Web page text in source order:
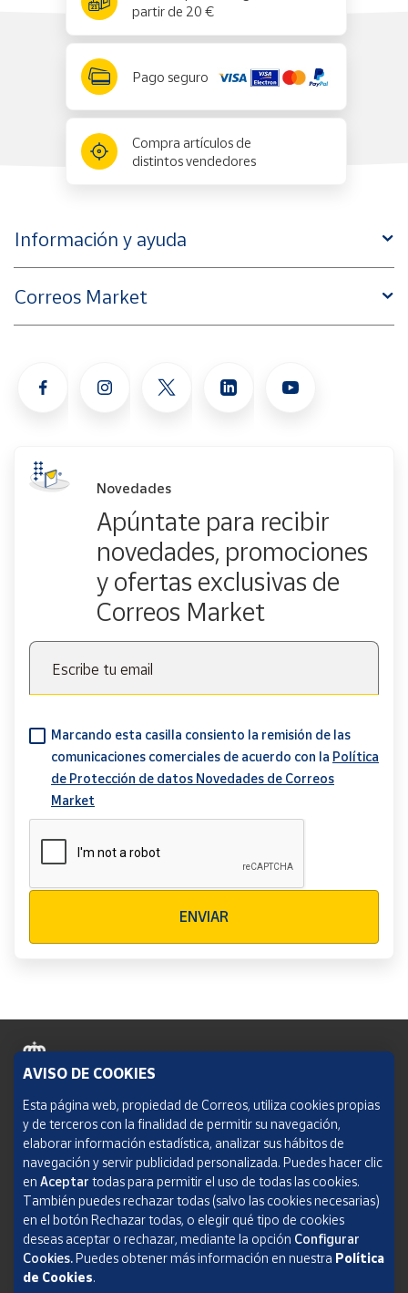
partir de 20 €
Pago seguro
Compra artículos de
distintos vendedores
Información y ayuda
Correos Market
Novedades
Apúntate para recibir
novedades, promociones
y ofertas exclusivas de
Correos Market
Escribe tu email
Marcando esta casilla consiento la remisión de las
comunicaciones comerciales de acuerdo con la Política
de Protección de datos Novedades de Correos
Market
ENVIAR
Política de cookies
Aviso legal
Condiciones del servicio
Política de Privacidad Web
Informe de transparencia
SOCIEDAD ESTATAL CORREOS Y TELÉGRAFOS, S.A., S.M.E. Todos los derechos
AVISO DE COOKIES
Esta página web, propiedad de Correos, utiliza cookies propias
y de terceros con la finalidad de permitir su navegación,
elaborar información estadística, analizar sus hábitos de
navegación y servir publicidad personalizada. Puedes hacer clic
en Aceptar todas para permitir el uso de todas las cookies.
También puedes rechazar todas (salvo las cookies necesarias)
en el botón Rechazar todas, o elegir qué tipo de cookies
deseas aceptar o rechazar, mediante la opción Configurar
Cookies.Puedes obtener más información en nuestra Política
de Cookies.